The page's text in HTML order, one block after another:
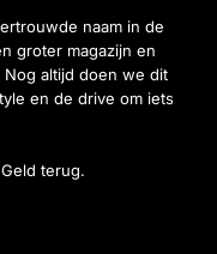
naam in de
groter magazijn en
altijd doen we dit
en de drive om iets
terug.